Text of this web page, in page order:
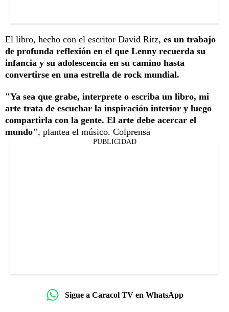
El libro, hecho con el escritor David Ritz, es un trabajo
de profunda reflexión en el que Lenny recuerda su
infancia y su adolescencia en su camino hasta
convertirse en una estrella de rock mundial.
"Ya sea que grabe, interprete o escriba un libro, mi
arte trata de escuchar la inspiración interior y luego
compartirla con la gente. El arte debe acercar el
mundo", plantea el músico. Colprensa
PUBLICIDAD
Sigue a Caracol TV en WhatsApp